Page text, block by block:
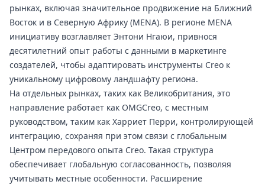
рынках, включая значительное продвижение на Ближний
Восток и в Северную Африку (MENA). В регионе MENA
инициативу возглавляет Энтони Нгаюи, привнося
десятилетний опыт работы с данными в маркетинге
создателей, чтобы адаптировать инструменты Creo к
уникальному цифровому ландшафту региона.
На отдельных рынках, таких как Великобритания, это
направление работает как OMGCreo, с местным
руководством, таким как Харриет Перри, контролирующей
интеграцию, сохраняя при этом связи с глобальным
Центром передового опыта Creo. Такая структура
обеспечивает глобальную согласованность, позволяя
учитывать местные особенности. Расширение